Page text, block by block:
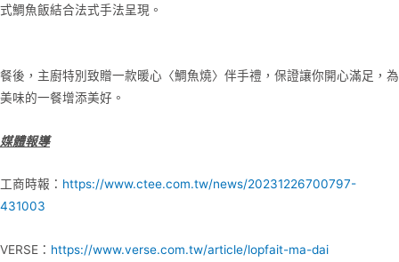
式鯛魚飯結合法式手法呈現。
餐後，主廚特別致贈一款暖心〈鯛魚燒〉伴手禮，保證讓你開心滿足，為
美味的一餐增添美好。
媒體報導
工商時報： https://www.ctee.com.tw/news/20231226700797-
431003
VERSE： https://www.verse.com.tw/article/lopfait-ma-dai